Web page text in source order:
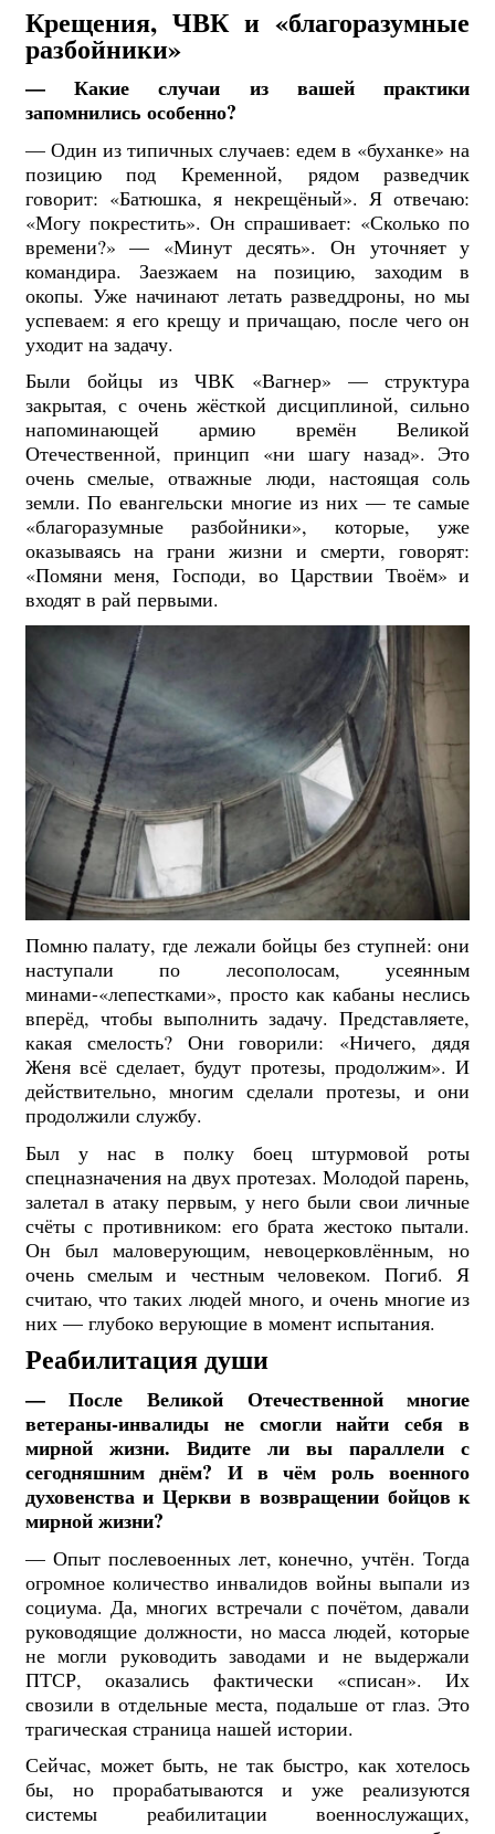
Крещения, ЧВК и «благоразумные
разбойники»
— Какие случаи из вашей практики
запомнились особенно?
— Один из типичных случаев: едем в «буханке» на
позицию под Кременной, рядом разведчик
говорит: «Батюшка, я некрещёный». Я отвечаю:
«Могу покрестить». Он спрашивает: «Сколько по
времени?» — «Минут десять». Он уточняет у
командира. Заезжаем на позицию, заходим в
окопы. Уже начинают летать разведдроны, но мы
успеваем: я его крещу и причащаю, после чего он
уходит на задачу.
Были бойцы из ЧВК «Вагнер» — структура
закрытая, с очень жёсткой дисциплиной, сильно
напоминающей армию времён Великой
Отечественной, принцип «ни шагу назад». Это
очень смелые, отважные люди, настоящая соль
земли. По евангельски многие из них — те самые
«благоразумные разбойники», которые, уже
оказываясь на грани жизни и смерти, говорят:
«Помяни меня, Господи, во Царствии Твоём» и
входят в рай первыми.
Помню палату, где лежали бойцы без ступней: они
наступали по лесополосам, усеянным
минами-«лепестками», просто как кабаны неслись
вперёд, чтобы выполнить задачу. Представляете,
какая смелость? Они говорили: «Ничего, дядя
Женя всё сделает, будут протезы, продолжим». И
действительно, многим сделали протезы, и они
продолжили службу.
Был у нас в полку боец штурмовой роты
спецназначения на двух протезах. Молодой парень,
залетал в атаку первым, у него были свои личные
счёты с противником: его брата жестоко пытали.
Он был маловерующим, невоцерковлённым, но
очень смелым и честным человеком. Погиб. Я
считаю, что таких людей много, и очень многие из
них — глубоко верующие в момент испытания.
Реабилитация души
— После Великой Отечественной многие
ветераны-инвалиды не смогли найти себя в
мирной жизни. Видите ли вы параллели с
сегодняшним днём? И в чём роль военного
духовенства и Церкви в возвращении бойцов к
мирной жизни?
— Опыт послевоенных лет, конечно, учтён. Тогда
огромное количество инвалидов войны выпали из
социума. Да, многих встречали с почётом, давали
руководящие должности, но масса людей, которые
не могли руководить заводами и не выдержали
ПТСР, оказались фактически «списан». Их
свозили в отдельные места, подальше от глаз. Это
трагическая страница нашей истории.
Сейчас, может быть, не так быстро, как хотелось
бы, но прорабатываются и уже реализуются
системы реабилитации военнослужащих,